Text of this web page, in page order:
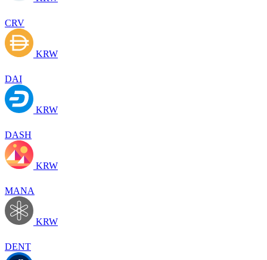
CRV
KRW
DAI
KRW
DASH
KRW
MANA
KRW
DENT